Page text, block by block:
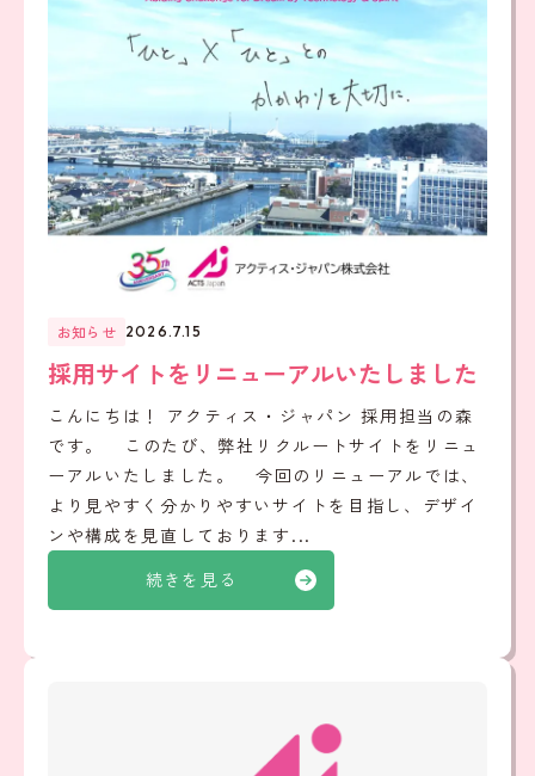
続きを見る
お知らせ 2026.7.15
採用サイトをリニューアルいたしました
こんにちは！ アクティス・ジャパン 採用担当の森
です。 このたび、弊社リクルートサイトをリニュ
ーアルいたしました。 今回のリニューアルでは、
より見やすく分かりやすいサイトを目指し、デザイ
ンや構成を見直しております...